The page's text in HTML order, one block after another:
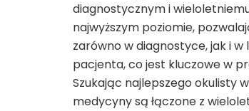
diagnostycznym i
najwyższym poziomie,
zarówno w diagnostyce, jak i
pacjenta, co jest kluczowe w
Szukając najlepszego okulisty
medycyny są łączone z